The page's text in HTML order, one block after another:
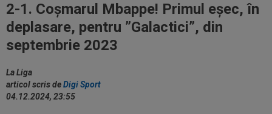
2-1. Coșmarul Mbappe! Primul eșec, în
deplasare, pentru ”Galactici”, din
septembrie 2023
La Liga
articol scris deDigi Sport
04.12.2024, 23:55